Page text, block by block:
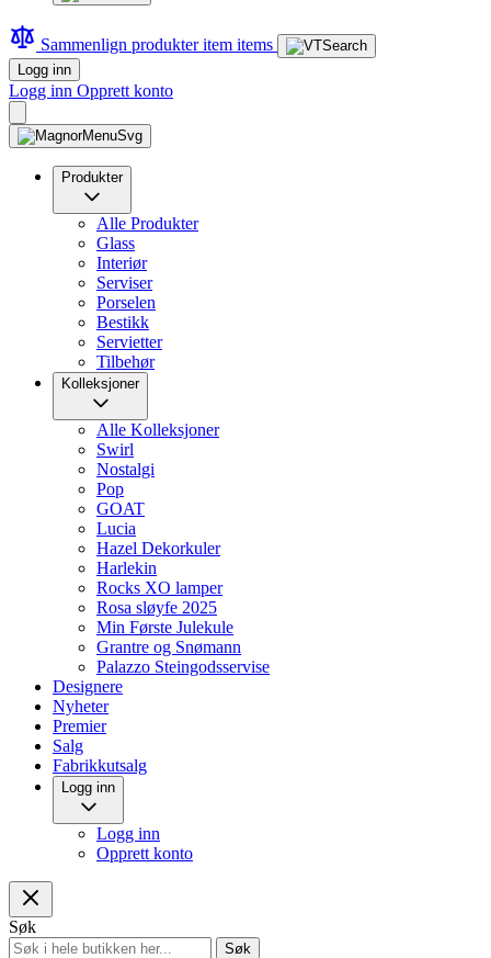
Sammenlign produkteritem items
Logg inn
Logg inn Opprett konto
Produkter
Alle Produkter
Glass
Interiør
Serviser
Porselen
Bestikk
Servietter
Tilbehør
Kolleksjoner
Alle Kolleksjoner
Swirl
Nostalgi
Pop
GOAT
Lucia
Hazel Dekorkuler
Harlekin
Rocks XO lamper
Rosa sløyfe 2025
Min Første Julekule
Grantre og Snømann
Palazzo Steingodsservise
Designere
Nyheter
Premier
Salg
Fabrikkutsalg
Logg inn
Logg inn
Opprett konto
Søk
Søk